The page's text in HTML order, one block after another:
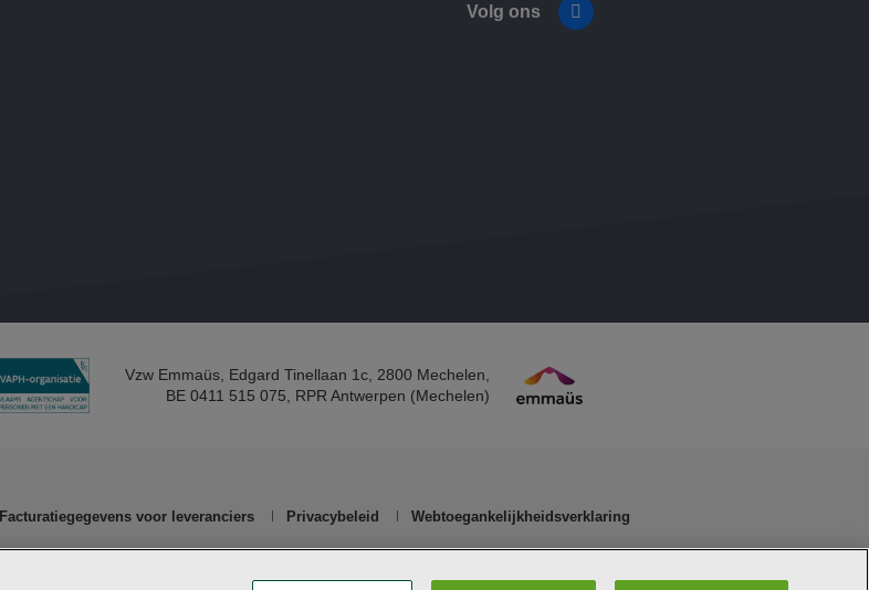
Volg ons Facebook
Vzw Emmaüs, Edgard Tinellaan 1c, 2800 Mechelen​,
BE 0411 515 075, RPR Antwerpen (Mechelen)​
Facturatiegegevens voor leveranciers Privacybeleid Webtoegankelijkheidsverklaring